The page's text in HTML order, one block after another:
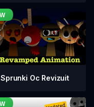
Sprunki Oc Revizuit